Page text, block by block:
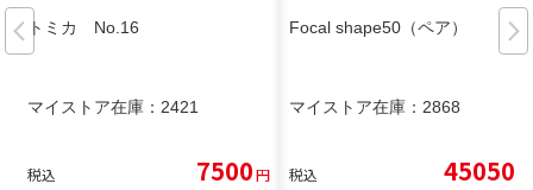
トミカ No.16
マイストア在庫： 2421
税込 7500円
Focal shape50（ペア）
マイストア在庫： 2868
税込 45050